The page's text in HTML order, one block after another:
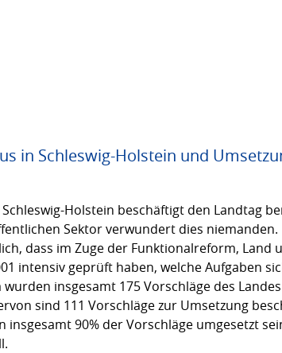
in Schleswig-Holstein und
Holstein beschäftigt den Landtag
Sektor verwundert dies niemanden.
dass im Zuge der Funktionalreform,
intensiv geprüft haben, welche Aufgaben
insgesamt 175 Vorschläge des
sind 111 Vorschläge zur Umsetzung
insgesamt 90% der Vorschläge umgesetzt